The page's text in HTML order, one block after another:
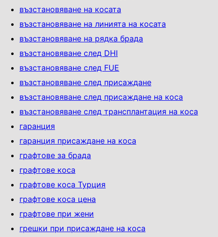
възстановяване на косата
възстановяване на линията на косата
възстановяване на рядка брада
възстановяване след DHI
възстановяване след FUE
възстановяване след присаждане
възстановяване след присаждане на коса
възстановяване след трансплантация на коса
гаранция
гаранция присаждане на коса
графтове за брада
графтове коса
графтове коса Турция
графтове коса цена
графтове при жени
грешки при присаждане на коса